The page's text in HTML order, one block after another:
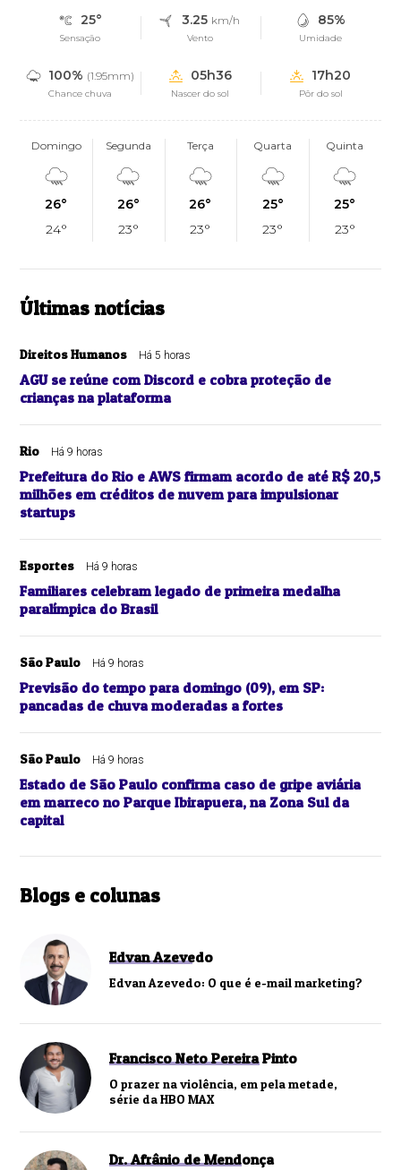
25°
Sensação
3.25 km/h
Vento
85%
Umidade
100% (1.95mm)
Chance chuva
05h36
Nascer do sol
17h20
Pôr do sol
Domingo
26°
24°
Segunda
26°
23°
Terça
26°
23°
Quarta
25°
23°
Quinta
25°
23°
Últimas notícias
Direitos Humanos Há 5 horas
AGU se reúne com Discord e cobra proteção de
crianças na plataforma
Rio Há 9 horas
Prefeitura do Rio e AWS firmam acordo de até R$ 20,5
milhões em créditos de nuvem para impulsionar
startups
Esportes Há 9 horas
Familiares celebram legado de primeira medalha
paralímpica do Brasil
São Paulo Há 9 horas
Previsão do tempo para domingo (09), em SP:
pancadas de chuva moderadas a fortes
São Paulo Há 9 horas
Estado de São Paulo confirma caso de gripe aviária
em marreco no Parque Ibirapuera, na Zona Sul da
capital
Blogs e colunas
Edvan Azevedo
Edvan Azevedo: O que é e-mail marketing?
Francisco Neto Pereira Pinto
O prazer na violência, em pela metade,
série da HBO MAX
Dr. Afrânio de Mendonça